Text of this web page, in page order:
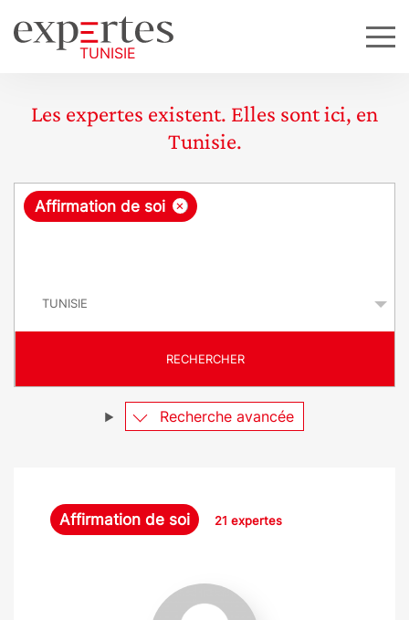
Les expertes existent. Elles sont ici, en
Tunisie.
R
ê
e
×
Affirmation de soi
RECHERCHER
Recherche avancée
Affirmation de soi 21 expertes
Nadia
Grandclement